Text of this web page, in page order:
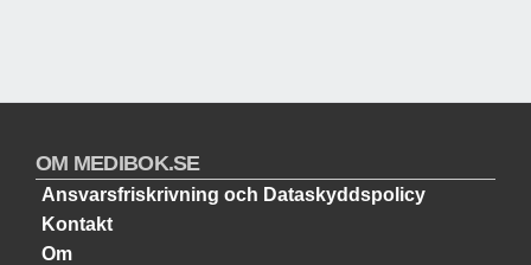
OM MEDIBOK.SE
Ansvarsfriskrivning och Dataskyddspolicy
Kontakt
Om